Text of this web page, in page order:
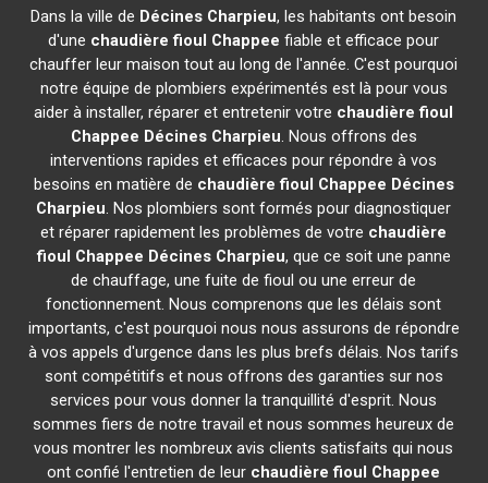
Dans la ville de Décines Charpieu, les habitants ont besoin
d'une chaudière fioul Chappee fiable et efficace pour
chauffer leur maison tout au long de l'année. C'est pourquoi
notre équipe de plombiers expérimentés est là pour vous
aider à installer, réparer et entretenir votre chaudière fioul
Chappee Décines Charpieu. Nous offrons des
interventions rapides et efficaces pour répondre à vos
besoins en matière de chaudière fioul Chappee Décines
Charpieu. Nos plombiers sont formés pour diagnostiquer
et réparer rapidement les problèmes de votre chaudière
fioul Chappee Décines Charpieu, que ce soit une panne
de chauffage, une fuite de fioul ou une erreur de
fonctionnement. Nous comprenons que les délais sont
importants, c'est pourquoi nous nous assurons de répondre
à vos appels d'urgence dans les plus brefs délais. Nos tarifs
sont compétitifs et nous offrons des garanties sur nos
services pour vous donner la tranquillité d'esprit. Nous
sommes fiers de notre travail et nous sommes heureux de
vous montrer les nombreux avis clients satisfaits qui nous
ont confié l'entretien de leur chaudière fioul Chappee